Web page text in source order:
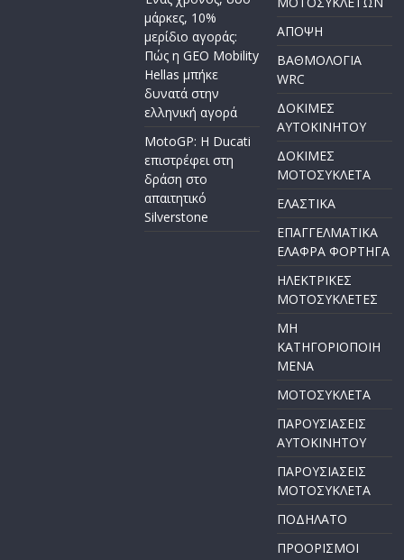
μάρκες, 10%
μερίδιο αγοράς:
Πώς η GEO Mobility
Hellas μπήκε
δυνατά στην
ελληνική αγορά
MotoGP: Η Ducati
επιστρέφει στη
δράση στο
απαιτητικό
Silverstone
ΑΠΟΨΗ
ΒΑΘΜΟΛΟΓΙΑ
WRC
ΔΟΚΙΜΕΣ
ΑΥΤΟΚΙΝΗΤΟΥ
ΔΟΚΙΜΕΣ
ΜΟΤΟΣΥΚΛΕΤΑ
ΕΛΑΣΤΙΚΑ
ΕΠΑΓΓΕΛΜΑΤΙΚΑ
ΕΛΑΦΡΑ ΦΟΡΤΗΓΑ
ΗΛΕΚΤΡΙΚΕΣ
ΜΟΤΟΣΥΚΛΕΤΕΣ
ΜΗ
ΚΑΤΗΓΟΡΙΟΠΟΙΗ
ΜΕΝΑ
ΜΟΤΟΣΥΚΛΕΤΑ
ΠΑΡΟΥΣΙΑΣΕΙΣ
ΑΥΤΟΚΙΝΗΤΟΥ
ΠΑΡΟΥΣΙΑΣΕΙΣ
ΜΟΤΟΣΥΚΛΕΤΑ
ΠΟΔΗΛΑΤΟ
ΠΡΟΟΡΙΣΜΟΙ